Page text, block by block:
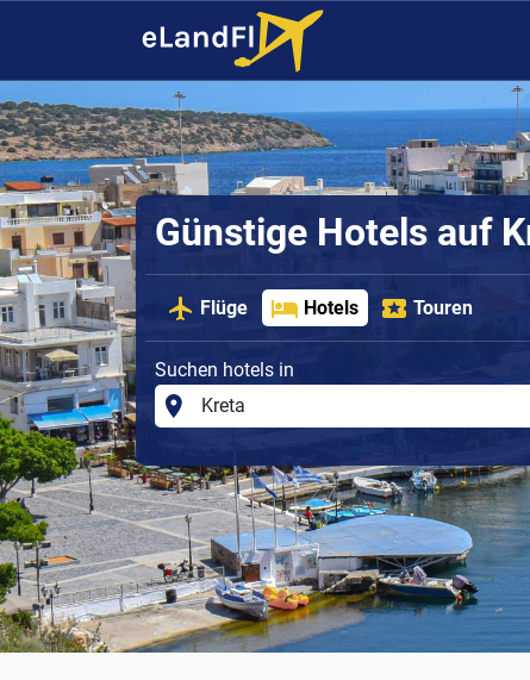
Günstige Hotels auf
Flüge Hotels Touren
Suchen hotels in